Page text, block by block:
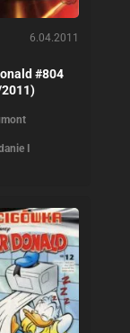
6.04.2011
#804
I